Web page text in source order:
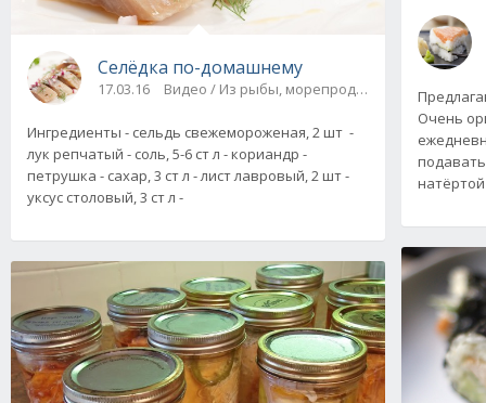
Селёдка по-домашнему
17.03.16 Видео / Из рыбы, морепродуктов
Ингредиенты - сельдь свежемороженая, 2 шт -
лук репчатый - соль, 5-6 ст л - кориандр -
петрушка - сахар, 3 ст л - лист лавровый, 2 шт -
уксус столовый, 3 ст л -
Очень
натёртой